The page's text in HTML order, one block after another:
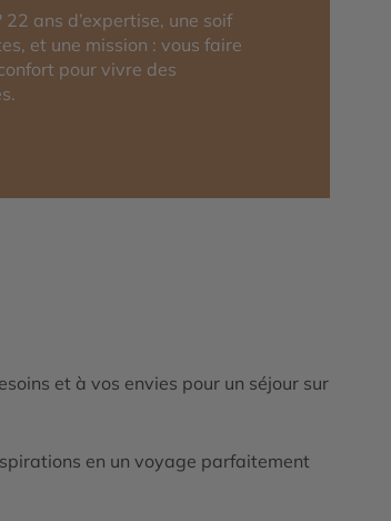
22 ans d’expertise, une soif
et une mission : vous faire
pour vivre des
et à vos envies pour un séjour sur
en un voyage parfaitement